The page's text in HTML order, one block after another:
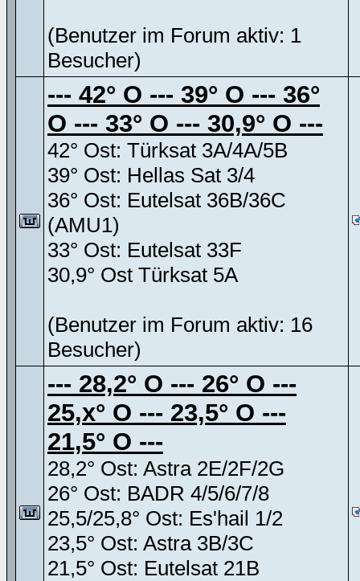
(Benutzer im Forum aktiv: 1
Besucher)
--- 42° O --- 39° O --- 36°
O --- 33° O --- 30,9° O ---
42° Ost: Türksat 3A/4A/5B
39° Ost: Hellas Sat 3/4
36° Ost: Eutelsat 36B/36C
(AMU1)
33° Ost: Eutelsat 33F
30,9° Ost Türksat 5A
(Benutzer im Forum aktiv: 16
Besucher)
--- 28,2° O --- 26° O ---
25,x° O --- 23,5° O ---
21,5° O ---
28,2° Ost: Astra 2E/2F/2G
26° Ost: BADR 4/5/6/7/8
25,5/25,8° Ost: Es'hail 1/2
23,5° Ost: Astra 3B/3C
21,5° Ost: Eutelsat 21B